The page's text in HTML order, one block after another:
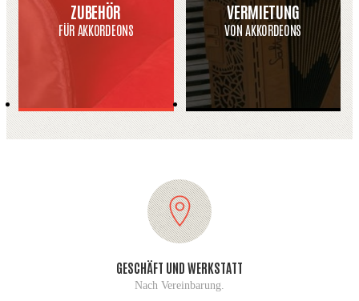
ZUBEHÖR
FÜR AKKORDEONS
VERMIETUNG
VON AKKORDEONS
GESCHÄFT UND WERKSTATT
Nach Vereinbarung.